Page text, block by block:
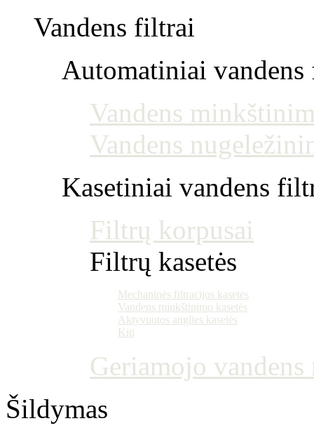
Vandens filtrai
Automatiniai
Vandens
Vandens
Kasetiniai vandens
Filtrų korpusai
Filtrų kasetės
Mechaninės filtracijos kasetės
Vandens minkštinimo kasetės
Aktyvuotos anglies kasetės
Kiti
Geriamojo
Šildymas